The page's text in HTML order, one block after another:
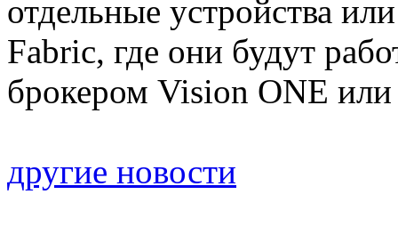
отдельные устройства
Fabric, где они будут
брокером Vision ONE
другие новости